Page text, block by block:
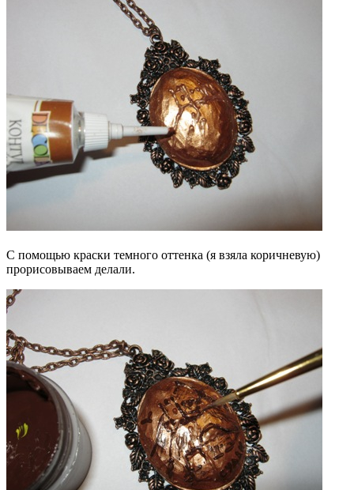
С помощью краски темного оттенка (я взяла коричневую)
прорисовываем делали.